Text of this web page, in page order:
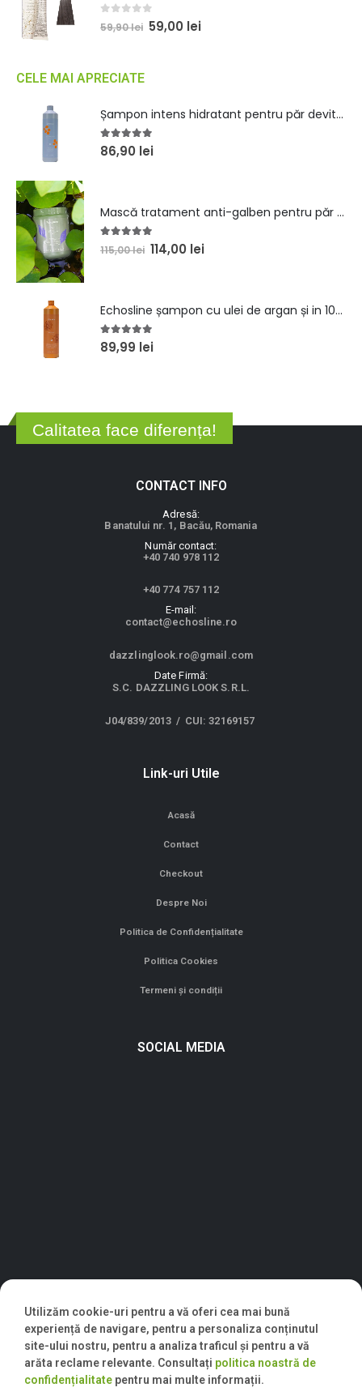
out of 5
59,90lei 59,00 lei
CELE MAI APRECIATE
Șampon intens hidratant pentru păr devitalizat 1000ml
5.00out of 5
86,90 lei
Mască tratament anti-galben pentru păr blond 1000 ml
out of 5
115,00lei 114,00 lei
Echosline șampon cu ulei de argan și in 1000ml
5.00out of 5
89,99 lei
Calitatea face diferența!
CONTACT INFO
Adresă:
Banatului nr. 1, Bacău, Romania
Număr contact:
+40 740 978 112
+40 774 757 112
E-mai :
contact@echosline.ro
dazzlinglook.ro@gmail.com
Date Firmă:
S.C. DAZZLING LOOK S.R.L.
J04/839/2013 / CUI: 32169157
Link-uri Utile
Acasă
Contact
Checkout
Despre Noi
Politica de Confidențialitate
Politica Cookies
Termeni și condiții
SOCIAL MEDIA
Utilizăm cookie-uri pentru a vă oferi cea mai bună
experiență de navigare, pentru a personaliza conținutul
site-ului nostru, pentru a analiza traficul și pentru a vă
arăta reclame relevante. Consultați politica noastră de
confidențialitate pentru mai multe informații.